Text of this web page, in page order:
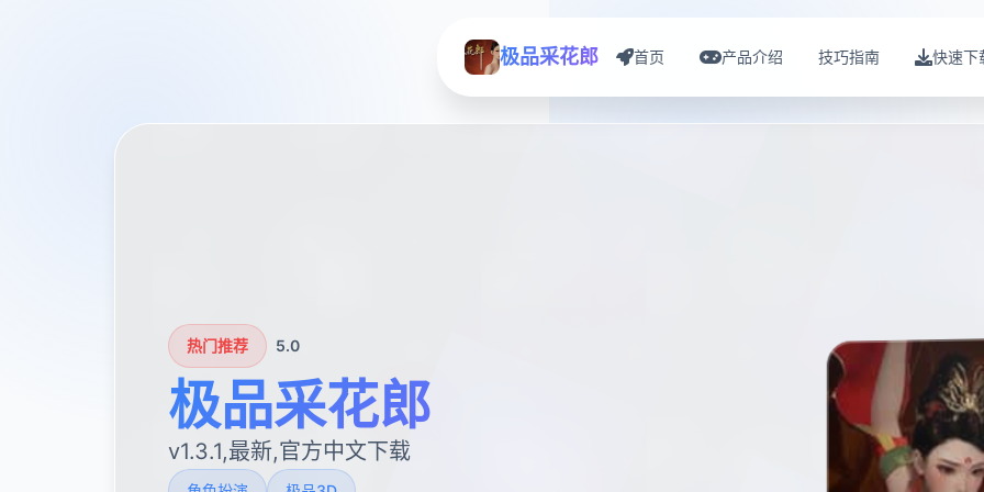
极品采花郎 首页 产品介绍 技巧指南 快速下
热门推荐 5.0
极品采花郎
v1.3.1,最新,官方中文下载